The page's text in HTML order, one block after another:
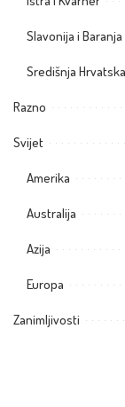
Slavonija i Baranja
Središnja Hrvatska
Razno
Svijet
Amerika
Australija
Azija
Europa
Zanimljivosti